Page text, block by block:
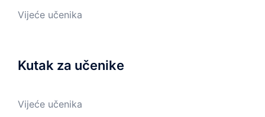
Vijeće učenika
Kutak za učenike
Vijeće učenika